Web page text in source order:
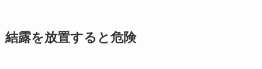
結露を放置すると危険